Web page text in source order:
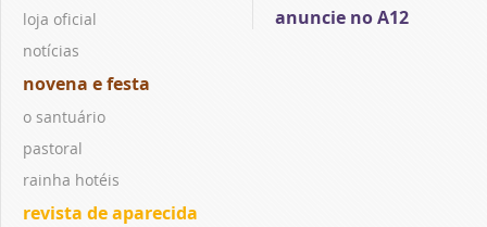
loja oficial
notícias
novena e festa
o santuário
pastoral
rainha hotéis
revista de aparecida
anuncie no A12